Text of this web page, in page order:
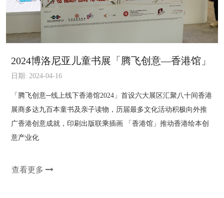
2024博洛尼亚儿童书展「腾飞创意—香港馆」
日期: 2024-04-16
「腾飞创意─线上线下香港馆2024」首设六大展区汇聚八十间香港
展商多达九百本童书及亲子读物，历届最多文化活动积极向外推
广香港创意成就，印刷出版联乘插画 「香港馆」推动香港绘本创
意产业化
查看更多